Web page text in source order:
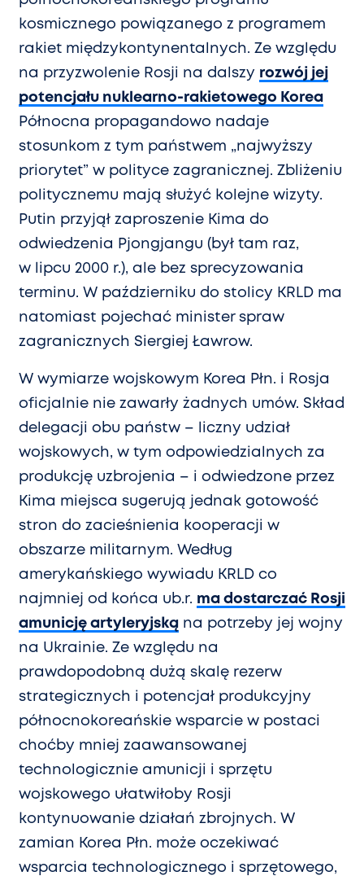
kosmicznego powiązanego z programem
rakiet międzykontynentalnych. Ze względu
na przyzwolenie Rosji na dalszy rozwój jej
potencjału nuklearno-rakietowego Korea
Północna propagandowo nadaje
stosunkom z tym państwem „najwyższy
priorytet” w polityce zagranicznej. Zbliżeniu
politycznemu mają służyć kolejne wizyty.
Putin przyjął zaproszenie Kima do
odwiedzenia Pjongjangu (był tam raz,
w lipcu 2000 r.), ale bez sprecyzowania
terminu. W październiku do stolicy KRLD ma
natomiast pojechać minister spraw
zagranicznych Siergiej Ławrow.
W wymiarze wojskowym Korea Płn. i Rosja
oficjalnie nie zawarły żadnych umów. Skład
delegacji obu państw – liczny udział
wojskowych, w tym odpowiedzialnych za
produkcję uzbrojenia – i odwiedzone przez
Kima miejsca sugerują jednak gotowość
stron do zacieśnienia kooperacji w
obszarze militarnym. Według
amerykańskiego wywiadu KRLD co
najmniej od końca ub.r. ma dostarczać Rosji
amunicję artyleryjską na potrzeby jej wojny
na Ukrainie. Ze względu na
prawdopodobną dużą skalę rezerw
strategicznych i potencjał produkcyjny
północnokoreańskie wsparcie w postaci
choćby mniej zaawansowanej
technologicznie amunicji i sprzętu
wojskowego ułatwiłoby Rosji
kontynuowanie działań zbrojnych. W
zamian Korea Płn. może oczekiwać
wsparcia technologicznego i sprzętowego,